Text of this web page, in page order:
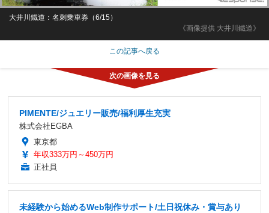
《画像提供 大井川鐵道》
大井川鐵道：名刺乗車券（6/15）
この記事へ戻る
PIMENTE/ジュエリー販売/福利厚生充実
株式会社EGBA
東京都
年収333万円～450万円
正社員
未経験から始めるWeb制作サポート/土日祝休み・賞与あり